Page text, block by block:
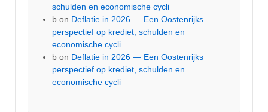
schulden en economische cycli
b on Deflatie in 2026 — Een Oostenrijks
perspectief op krediet, schulden en
economische cycli
b on Deflatie in 2026 — Een Oostenrijks
perspectief op krediet, schulden en
economische cycli